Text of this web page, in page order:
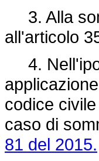
3. Alla
all'articolo
4.
codice
caso di
81 del 2015.